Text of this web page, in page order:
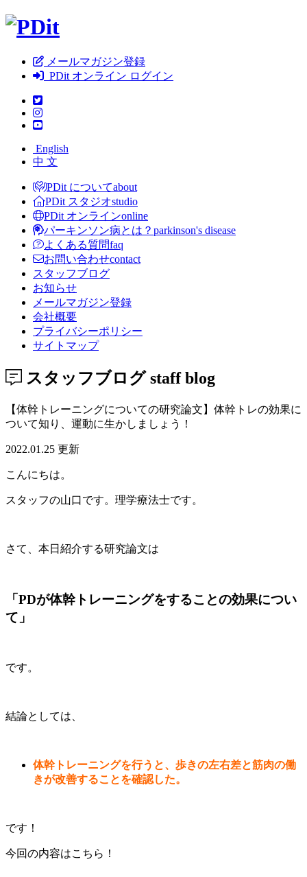
メールマガジン登録
PDit オンライン ログイン
English
中 文
PDit についてabout
PDit スタジオstudio
PDit オンラインonline
パーキンソン病とは？ parkinson's disease
よくある質問faq
お問い合わせcontact
スタッフブログ
お知らせ
メールマガジン登録
会社概要
プライバシーポリシー
サイトマップ
スタッフブログ staff blog
【体幹トレーニングについての研究論文】体幹トレの効果に
ついて知り、運動に生かしましょう！
2022.01.25 更新
こんにちは。
スタッフの山口です。理学療法士です。
さて、本日紹介する研究論文は
「PDが体幹トレーニングをすることの効果につい
て 」
です。
結論としては、
体幹トレーニングを行うと、歩きの左右差と筋肉の働
きが改善することを確認した。
です！
今回の内容はこちら！